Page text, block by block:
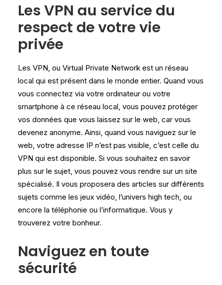
Les VPN au service du
respect de votre vie
privée
Les VPN, ou Virtual Private Network est un réseau
local qui est présent dans le monde entier. Quand vous
vous connectez via votre ordinateur ou votre
smartphone à ce réseau local, vous pouvez protéger
vos données que vous laissez sur le web, car vous
devenez anonyme. Ainsi, quand vous naviguez sur le
web, votre adresse IP n’est pas visible, c’est celle du
VPN qui est disponible. Si vous souhaitez en savoir
plus sur le sujet, vous pouvez vous rendre sur un site
spécialisé. Il vous proposera des articles sur différents
sujets comme les jeux vidéo, l’univers high tech, ou
encore la téléphonie ou l’informatique. Vous y
trouverez votre bonheur.
Naviguez en toute
sécurité